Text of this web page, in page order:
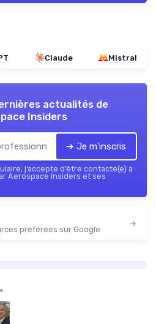
Claude Mistral
actualités de
Insiders
➔ Je m'inscris
j’accepte d’être contacté(e) à
Aerospace Insiders et ses
préférées sur Google